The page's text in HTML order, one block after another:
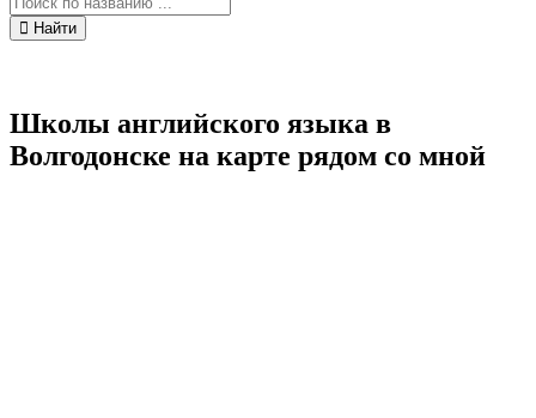
Найти
Школы английского языка в
Волгодонске на карте рядом со мной